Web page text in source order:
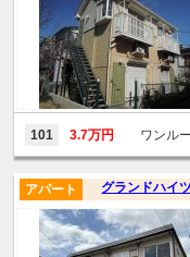
101 3.7万円 ワンル
グランドハイ
アパート